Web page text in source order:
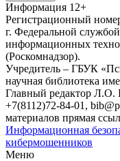
Информация 12+
Регистрационный
г. Федеральной
информационных
(Роскомнадзор).
Учредитель – ГБУК
научная библиотека
Главный редактор Л.О.
+7(8112)72-84-01,
материалов прямая
Информационная
кибермошенников
Меню